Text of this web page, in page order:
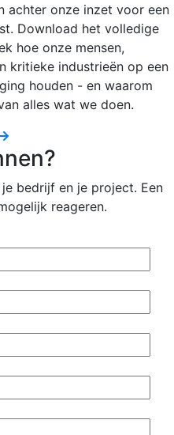
achter onze inzet voor een
Download het volledige
hoe onze mensen,
kritieke industrieën op een
houden - en waarom
alles wat we doen.
bedrijf en je project. Een
reageren.